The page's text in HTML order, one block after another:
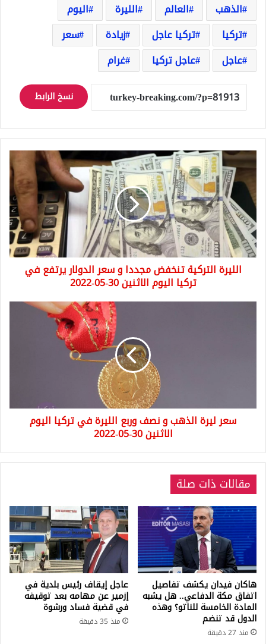
الذهب
العالم الليرة
اليوم
تركيا
تركيا عاجل زيادة
سعر
عاجل
عاجل تركيا غرام
نسخ الرابط
الليرة
التركية
تنخفض
مجددا
و
سعر
الدولار
يرتفع
في
30-
الليرة التركية تنخفض مجددا و سعر الدولار يرتفع في
تركيا اليوم الاثنين 30-05-2022
تركيا
05-
سعر ليرة الذهب و نصف وربع الليرة في تركيا اليوم
الاثنين 30-05-2022
مقالات ذات صلة
هاكان فيدان يكشف تفاصيل
اتفاق مكة الدفاعي.. هل يشبه
المادة الخامسة للناتو؟ وهذه
الدول قد تنضم
منذ 27 دقيقة
عاجل إيقاف رئيس بلدية في
إزمير عن مهامه بعد توقيفه
في قضية فساد ورشوة
منذ 35 دقيقة